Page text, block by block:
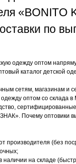
«BONITO
по
одежду оптом
каталог детской
сетям, магазинам и
оптом со склада в
Почему оптовики
производителя (без
наличии на складе